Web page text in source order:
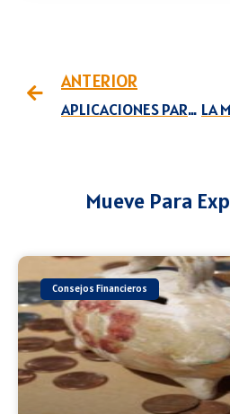
ANTERIOR
APLICACIONES PARA AHORRAR DINERO
Mueve Para
Consejos Financieros